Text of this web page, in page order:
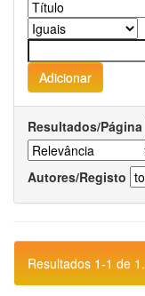
Resultados/Página
Autores/Registo
Resultados 1-1 de 1.